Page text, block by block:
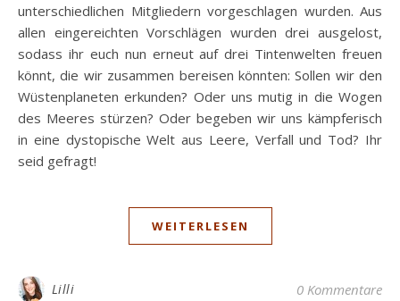
unterschiedlichen Mitgliedern vorgeschlagen wurden. Aus
allen eingereichten Vorschlägen wurden drei ausgelost,
sodass ihr euch nun erneut auf drei Tintenwelten freuen
könnt, die wir zusammen bereisen könnten: Sollen wir den
Wüstenplaneten erkunden? Oder uns mutig in die Wogen
des Meeres stürzen? Oder begeben wir uns kämpferisch
in eine dystopische Welt aus Leere, Verfall und Tod? Ihr
seid gefragt!
WEITERLESEN
Lilli 0 Kommentare